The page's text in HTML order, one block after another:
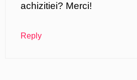
achizitiei? Merci!
Reply